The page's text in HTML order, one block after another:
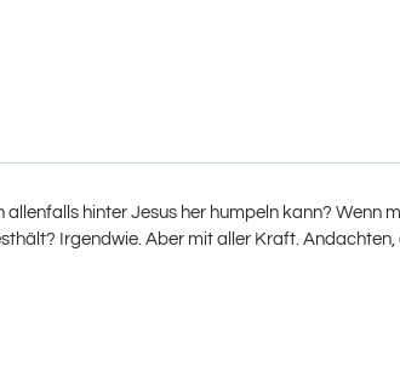
hinter Jesus her humpeln kann?
Irgendwie. Aber mit aller Kraft.